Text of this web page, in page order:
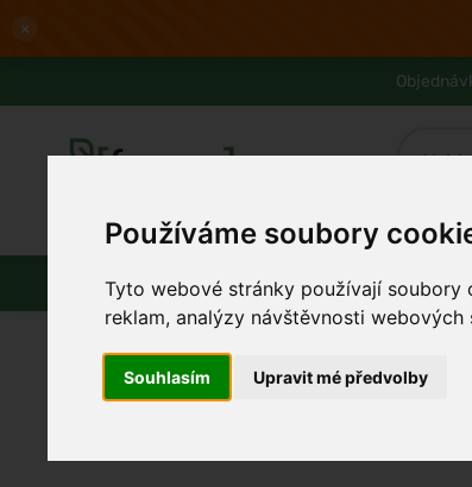
Používáme soubory
Tyto webové stránky používají soubory
reklam, analýzy návštěvnosti
Souhlasím Upravit mé předvolby
×
Slevy až -80% Blog Lexikon
Parfémy Líčení Vlasy